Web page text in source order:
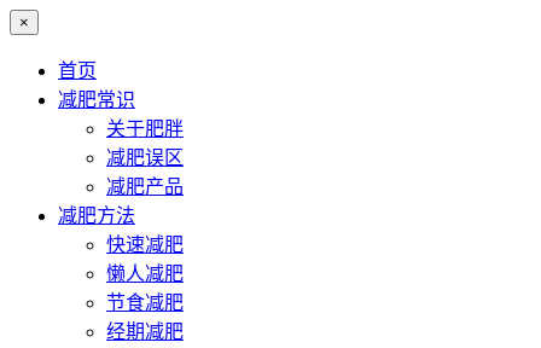
×
首页
减肥常识
关于肥胖
减肥误区
减肥产品
减肥方法
快速减肥
懒人减肥
节食减肥
经期减肥